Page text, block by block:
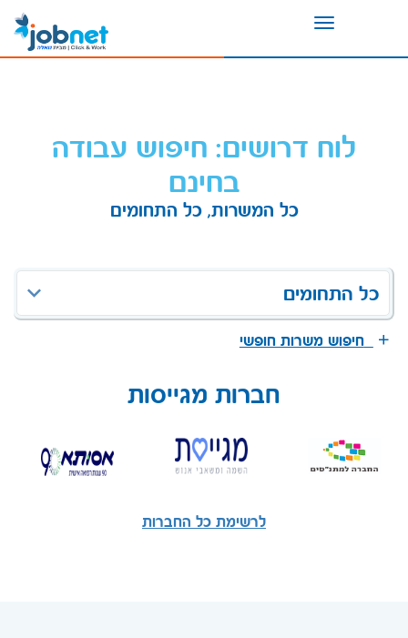
Toggle
לוח דרושים: חיפוש עבודה
בחינם
כל המשרות, כל התחומים
כל התחומים
חיפוש משרות חופשי
חברות מגייסות
לרשימת כל החברות